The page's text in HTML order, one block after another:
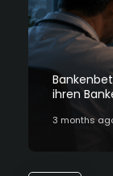
ihren
3 months